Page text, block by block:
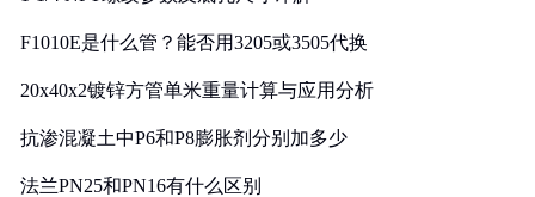
F1010E是什么管？能否用3205或3505代换
20x40x2镀锌方管单米重量计算与应用分析
抗渗混凝土中P6和P8膨胀剂分别加多少
法兰PN25和PN16有什么区别